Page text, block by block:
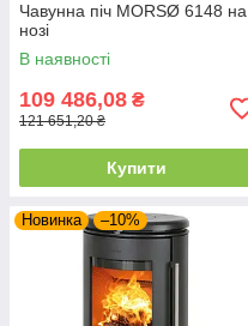
Чавунна піч MORSØ 6148 на
нозі
В наявності
109 486,08 ₴
121 651,20 ₴
Купити
Новинка –10%